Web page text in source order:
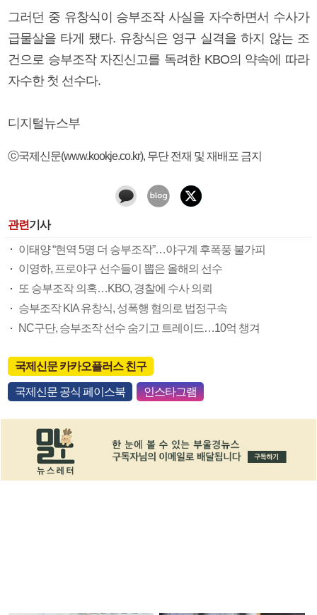
그러던 중 유창식이 승부조작 사실을 자수하면서 수사가
급물살을 타게 됐다. 유창식은 영구 실격을 하지 않는 조
건으로 승부조작 자진신고를 독려한 KBO의 약속에 따라
자수한 첫 선수다.
디지털뉴스부
ⓒ국제신문(www.kookje.co.kr), 무단 전재 및 재배포 금지
관련기사
이태양 “현역 5명 더 승부조작”…야구계 후폭풍 불가피
이영하, 프로야구 선수들이 뽑은 올해의 선수
또 승부조작 의혹…KBO, 경찰에 수사 의뢰
승부조작 KIA 유창식, 성폭행 혐의로 법정구속
NC구단, 승부조작 선수 숨기고 트레이드…10억 챙겨
국제신문 카카오플러스 친구
국제신문 공식 페이스북 인스타그램